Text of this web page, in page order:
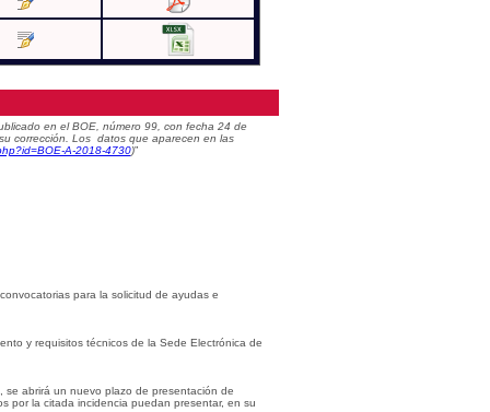
en el BOE, número 99, con fecha 24 de
corrección. Los datos que aparecen en las
A-2018-4730)”
para la solicitud de ayudas e
y requisitos técnicos de la Sede Electrónica de
se abrirá un nuevo plazo de presentación de
por la citada incidencia puedan presentar, en su